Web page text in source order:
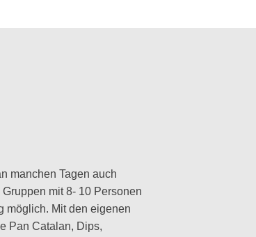
manchen Tagen auch
mit 8- 10 Personen
möglich. Mit den eigenen
Pan Catalan, Dips,